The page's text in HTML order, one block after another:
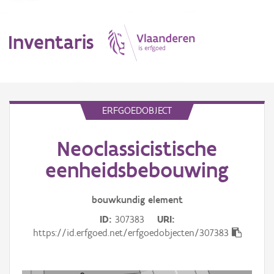
Inventaris
Aanduidingsobject
ERFGOEDOBJECT
Neoclassicistische
eenheidsbebouwing
bouwkundig element
ID 307383
URI
https://id.erfgoed.net/erfgoedobjecten/307383